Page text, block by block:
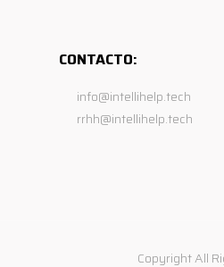
CONTACTO:
info@intellihelp.tech
rrhh@intellihelp.tech
Copyright All